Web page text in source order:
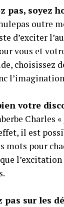
pas, soyez
outre
d’exciter
vous et
choisissez
votre
Charles «
il est
mots pour
pas sur les